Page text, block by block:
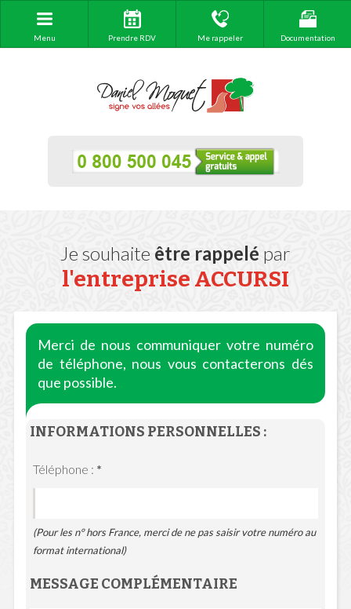
Menu Prendre RDV Me rappeler Documentation
Je souhaite être rappelé par
l'entreprise ACCURSI
Merci de nous communiquer votre numéro
de téléphone, nous vous contacterons dés
que possible.
INFORMATIONS PERSONNELLES :
Téléphone : *
(Pour les n° hors France, merci de ne pas saisir votre numéro au
format international)
MESSAGE COMPLÉMENTAIRE